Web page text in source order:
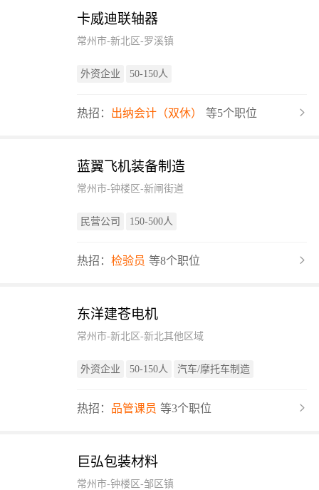
卡威迪联轴器
常州市-新北区-罗溪镇
外资企业 50-150人
热招： 出纳会计（双休） 等5个职位
蓝翼飞机装备制造
常州市-钟楼区-新闸街道
民营公司 150-500人
热招： 检验员 等8个职位
东洋建苍电机
常州市-新北区-新北其他区域
外资企业 50-150人 汽车/摩托车制造
热招： 品管课员 等3个职位
巨弘包装材料
常州市-钟楼区-邹区镇